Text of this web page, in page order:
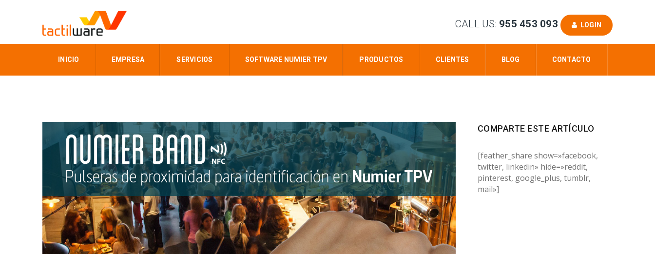
CALL US: 955 453 093 LOGIN
INICIO EMPRESA SERVICIOS SOFTWARE NUMIER TPV PRODUCTOS CLIENTES BLOG CONTACTO
COMPARTE ESTE ARTÍCULO
[feather_share show=»facebook,
twitter, linkedin» hide=»reddit,
pinterest, google_plus, tumblr,
mail»]